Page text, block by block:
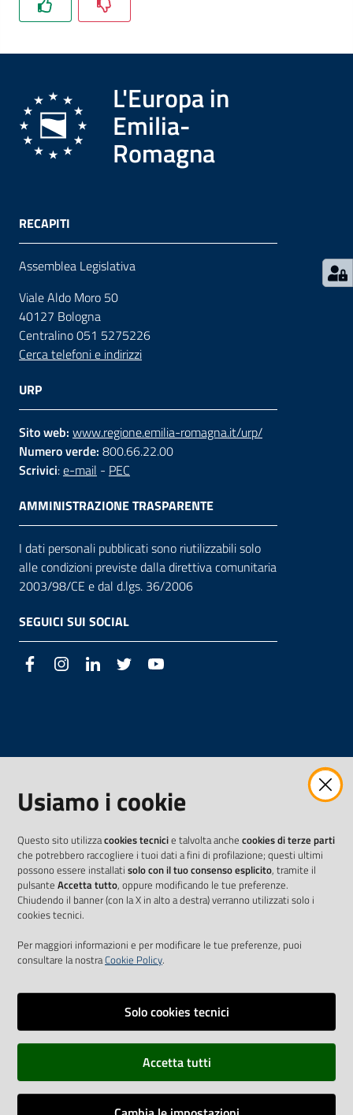
Contatti
Seguici
L'Europa in
Emilia-
Romagna
RECAPITI
Assemblea Legislativa
Viale Aldo Moro 50
40127 Bologna
Centralino 051 5275226
Cerca telefoni e indirizzi
URP
Sito web: www.regione.emilia-romagna.it/urp/
Numero verde: 800.66.22.00
Scrivici:e-mail - PEC
AMMINISTRAZIONE TRASPARENTE
I dati personali pubblicati sono riutilizzabili solo
alle condizioni previste dalla direttiva comunitaria
2003/98/CE e dal d.lgs. 36/2006
SEGUICI SUI SOCIAL
FacebookInstagramLinkedIn Twitter
Vai alla pagina
Usiamo i cookie
Questo sito utilizzacookies tecnicie talvolta anche cookies di terze parti
che potrebbero raccogliere i tuoi dati a fini di profilazione; questi ultimi
possono essere installati solo con il tuo consenso esplicito, tramite il
pulsante Accetta tutto, oppure modificando le tue preferenze.
Chiudendo il banner (con la X in alto a destra) verranno utilizzati solo i
cookies tecnici.
Per maggiori informazioni e per modificare le tue preferenze, puoi
consultare la nostraCookie Policy.
Solo cookies tecnici
Accetta tutti